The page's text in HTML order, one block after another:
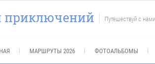
приключений Путешествуй с нами
МАРШРУТЫ 2026 ФОТОАЛЬБОМЫ